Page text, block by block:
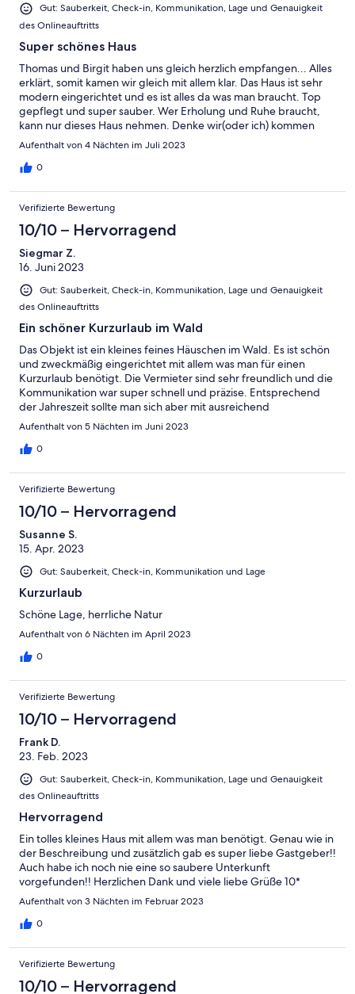
Gut: Sauberkeit, Check-in, Kommunikation, Lage und Genauigkeit
des Onlineauftritts
Super schönes Haus
Thomas und Birgit haben uns gleich herzlich empfangen... Alles
erklärt, somit kamen wir gleich mit allem klar. Das Haus ist sehr
modern eingerichtet und es ist alles da was man braucht. Top
gepflegt und super sauber. Wer Erholung und Ruhe braucht,
kann nur dieses Haus nehmen. Denke wir(oder ich) kommen
gerne nochmal zu euch. Sabine und Heidi sagen Dankeschön🤗
Aufenthalt von 4 Nächten im Juli 2023
0
Verifizierte Bewertung
10/10 – Hervorragend
Siegmar Z.
16. Juni 2023
Gut: Sauberkeit, Check-in, Kommunikation, Lage und Genauigkeit
des Onlineauftritts
Ein schöner Kurzurlaub im Wald
Das Objekt ist ein kleines feines Häuschen im Wald. Es ist schön
und zweckmäßig eingerichtet mit allem was man für einen
Kurzurlaub benötigt. Die Vermieter sind sehr freundlich und die
Kommunikation war super schnell und präzise. Entsprechend
der Jahreszeit sollte man sich aber mit ausreichend
Mückenschutz wappnen.
Aufenthalt von 5 Nächten im Juni 2023
0
Verifizierte Bewertung
10/10 – Hervorragend
Susanne S.
15. Apr. 2023
Gut: Sauberkeit, Check-in, Kommunikation und Lage
Kurzurlaub
Schöne Lage, herrliche Natur
Aufenthalt von 6 Nächten im April 2023
0
Verifizierte Bewertung
10/10 – Hervorragend
Frank D.
23. Feb. 2023
Gut: Sauberkeit, Check-in, Kommunikation, Lage und Genauigkeit
des Onlineauftritts
Hervorragend
Ein tolles kleines Haus mit allem was man benötigt. Genau wie in
der Beschreibung und zusätzlich gab es super liebe Gastgeber!!
Auch habe ich noch nie eine so saubere Unterkunft
vorgefunden!! Herzlichen Dank und viele liebe Grüße 10*
Aufenthalt von 3 Nächten im Februar 2023
0
Verifizierte Bewertung
10/10 – Hervorragend